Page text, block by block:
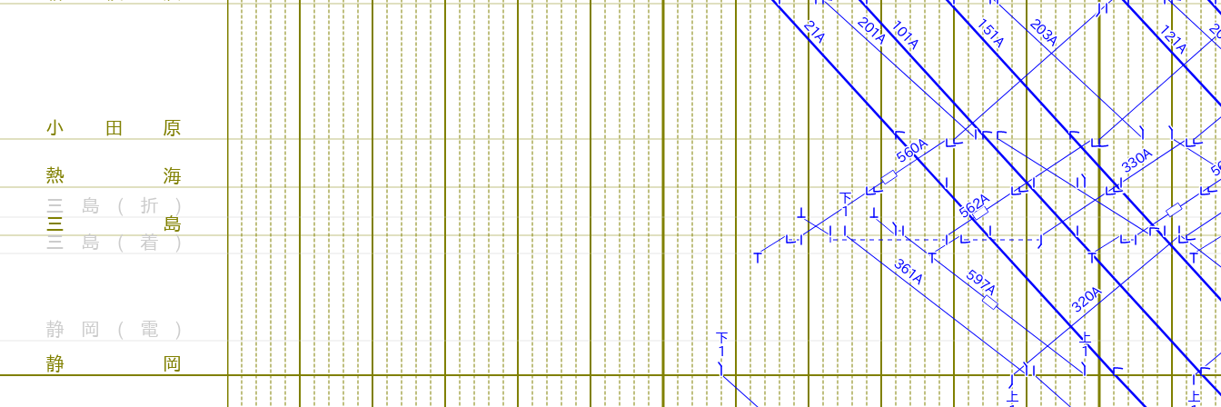
小田原
熱海
三島(折)
三島
三島(着)
静岡(電)
静岡
下
下
11
上
上
上
上
1
1
上
上
下
下
1
1
21A
21A 201A
201A101A
101A 151A
151A 203A
203A 121A
121A
361A
361A
330A
330A
320A
320A
597A
597A
562A
562A
560A
560A